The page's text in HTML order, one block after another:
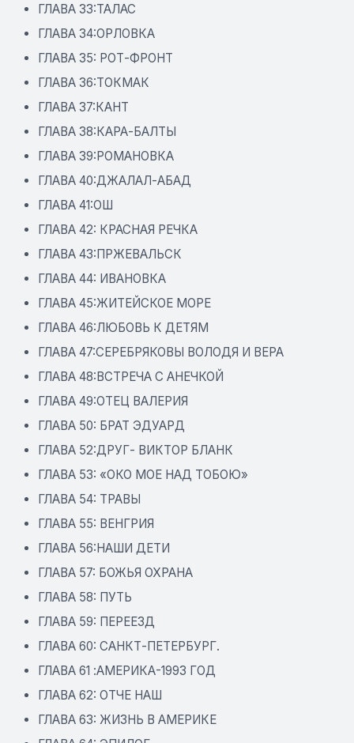
ГЛАВА 33:ТАЛАС
ГЛАВА 34:ОРЛОВКА
ГЛАВА 35: РОТ-ФРОНТ
ГЛАВА 36:ТОКМАК
ГЛАВА 37:КАНТ
ГЛАВА 38:КАРА-БАЛТЫ
ГЛАВА 39:РОМАНОВКА
ГЛАВА 40:ДЖАЛАЛ-АБАД
ГЛАВА 41:ОШ
ГЛАВА 42: КРАСНАЯ РЕЧКА
ГЛАВА 43:ПРЖЕВАЛЬСК
ГЛАВА 44: ИВАНОВКА
ГЛАВА 45:ЖИТЕЙСКОЕ МОРЕ
ГЛАВА 46:ЛЮБОВЬ К ДЕТЯМ
ГЛАВА 47:СЕРЕБРЯКОВЫ ВОЛОДЯ И ВЕРА
ГЛАВА 48:ВСТРЕЧА С АНЕЧКОЙ
ГЛАВА 49:ОТЕЦ ВАЛЕРИЯ
ГЛАВА 50: БРАТ ЭДУАРД
ГЛАВА 52:ДРУГ- ВИКТОР БЛАНК
ГЛАВА 53: «ОКО МОЕ НАД ТОБОЮ»
ГЛАВА 54: ТРАВЫ
ГЛАВА 55: ВЕНГРИЯ
ГЛАВА 56:НАШИ ДЕТИ
ГЛАВА 57: БОЖЬЯ ОХРАНА
ГЛАВА 58: ПУТЬ
ГЛАВА 59: ПЕРЕЕЗД
ГЛАВА 60: САНКТ-ПЕТЕРБУРГ.
ГЛАВА 61 :АМЕРИКА-1993 ГОД
ГЛАВА 62: ОТЧЕ НАШ
ГЛАВА 63: ЖИЗНЬ В АМЕРИКЕ